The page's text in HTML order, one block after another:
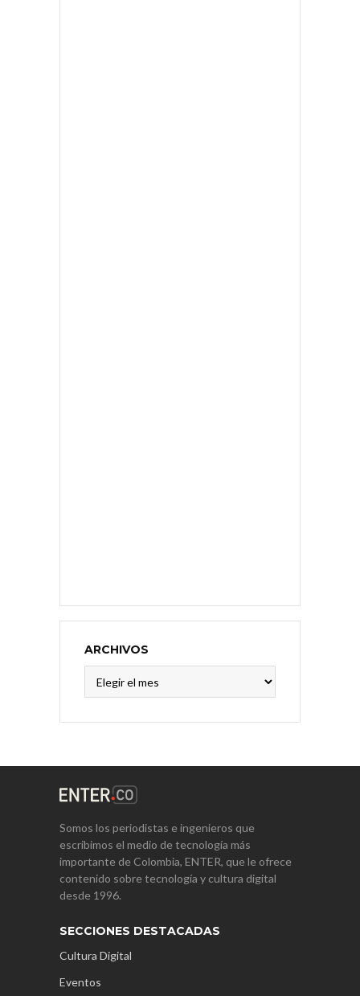
ARCHIVOS
Somos los periodistas e ingenieros que
escribimos el medio de tecnología más
importante de Colombia, ENTER, que le ofrece
contenido sobre tecnología y cultura digital
desde 1996.
SECCIONES DESTACADAS
Cultura Digital
Eventos